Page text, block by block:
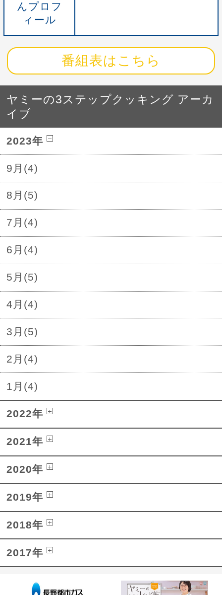
んプロフ
ィール
番組表はこちら
ヤミーの3ステップクッキング アーカ
イブ
2023年
9月(4)
8月(5)
7月(4)
6月(4)
5月(5)
4月(4)
3月(5)
2月(4)
1月(4)
2022年
2021年
2020年
2019年
2018年
2017年